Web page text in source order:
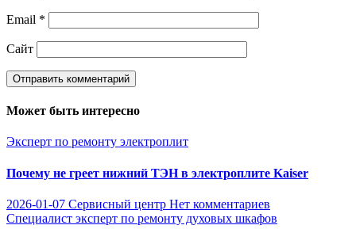
Email *
Сайт
Может быть интересно
Эксперт по ремонту электроплит
Почему не греет нижний ТЭН в электроплите Kaiser
2026-01-07 Сервисный центр Нет комментариев
Специалист эксперт по ремонту духовых шкафов